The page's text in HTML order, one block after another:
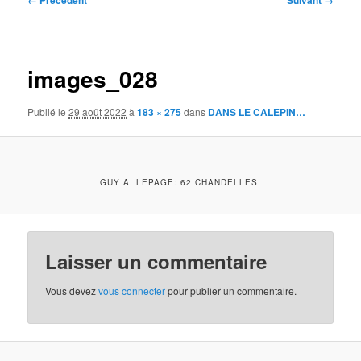
images_028
Publié le29 août 2022 à183 × 275dans DANS LE CALEPIN…
GUY A. LEPAGE: 62 CHANDELLES.
Laisser un commentaire
Vous devezvous connecterpour publier un commentaire.